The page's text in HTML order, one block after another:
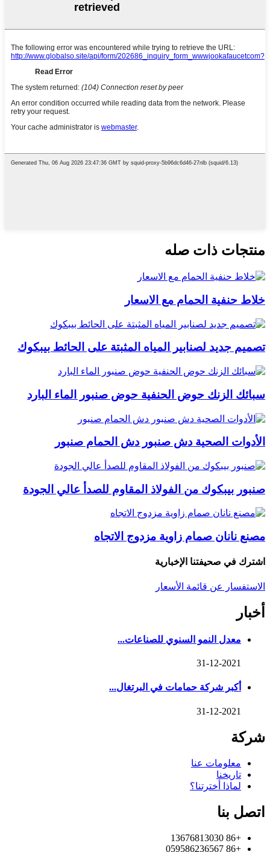
منتجات ذات صله
خلاط حنفية الحمام مع الاسعار
تصميم جديد لصنابير المياه المثبتة على الحائط بيبكوك
سبائك الزنك حوض الحنفية حوض صنبور الماء البارد
الأدوات الصحية دش صنبور دش الحمام صنبور
صنبور بيبكوك من الفولاذ المقاوم للصدأ عالي الجودة
مصنع نانان صمام زاوية مزدوج الاتجاه
اشترك في صحيفتنا الإخبارية
الاستفسار عن قائمة الأسعار
أخبار
معدل النمو السنوي للصناعات...
31-12-2021
أكبر شركة حمامات في البرتغال...
31-12-2021
شركة
معلومات عنا
تاريخنا
لماذا أخترتنا؟
اتصل بنا
+86 13676813030
+86 059586236567